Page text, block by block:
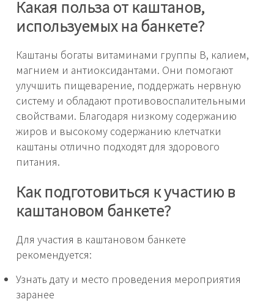
Какая польза от каштанов,
используемых на банкете?
Каштаны богаты витаминами группы В, калием,
магнием и антиоксидантами. Они помогают
улучшить пищеварение, поддержать нервную
систему и обладают противовоспалительными
свойствами. Благодаря низкому содержанию
жиров и высокому содержанию клетчатки
каштаны отлично подходят для здорового
питания.
Как подготовиться к участию в
каштановом банкете?
Для участия в каштановом банкете
рекомендуется:
Узнать дату и место проведения мероприятия
заранее